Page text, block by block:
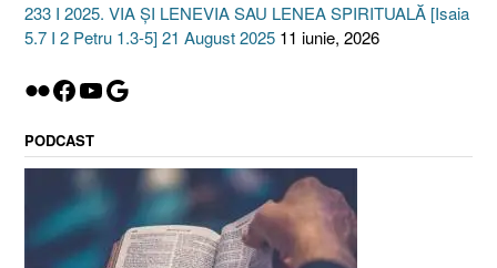
233 I 2025. VIA ȘI LENEVIA SAU LENEA SPIRITUALĂ [Isaia
5.7 I 2 Petru 1.3-5] 21 August 2025 11 iunie, 2026
Flickr
Facebook
YouTube
Google
PODCAST